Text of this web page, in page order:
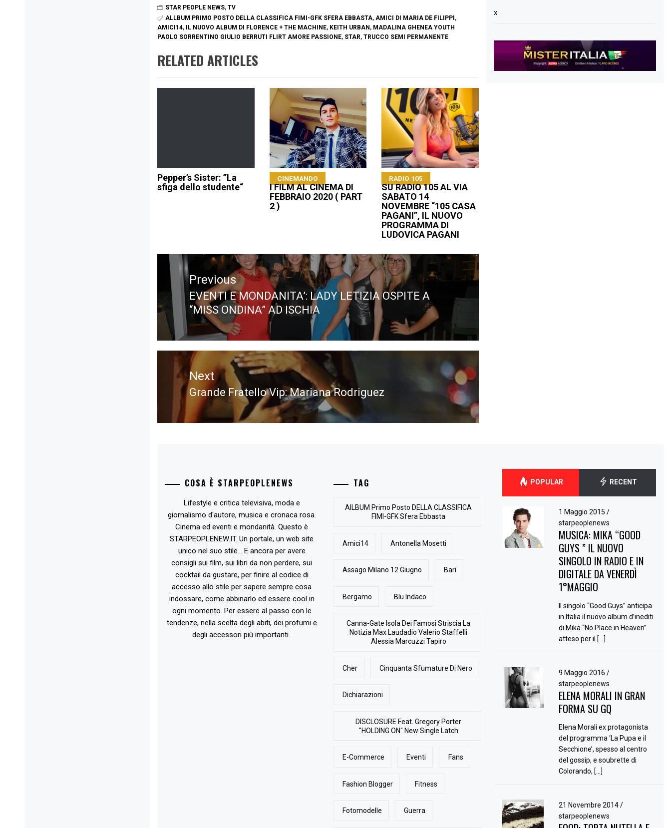
STAR PEOPLE NEWS, TV
ALLBUM PRIMO POSTO DELLA CLASSIFICA FIMI-GFK SFERA EBBASTA, AMICI DI MARIA DE FILIPPI ,
AMICI14, IL NUOVO ALBUM DI FLORENCE + THE MACHINE, KEITH URBAN , MADALINA GHENEA YOUTH
PAOLO SORRENTINO GIULIO BERRUTI FLIRT AMORE PASSIONE, STAR, TRUCCO SEMI PERMANENTE
RELATED ARTICLES
Pepper’s Sister: ”La
sfiga dello studente“
CINEMANDO
I FILM AL CINEMA DI
FEBBRAIO 2020 ( PART
2 )
RADIO 105
SU RADIO 105 AL VIA
SABATO 14
NOVEMBRE “105 CASA
PAGANI”, IL NUOVO
PROGRAMMA DI
LUDOVICA PAGANI
Navigazione
articoliPrevious
Previous
post:
EVENTI E MONDANITA’: LADY LETIZIA OSPITE A
“MISS ONDINA” AD ISCHIA
Next
Next
post:
Grande Fratello Vip: Mariana Rodriguez
x
COSA È STARPEOPLENEWS
Lifestyle e critica televisiva, moda e
giornalismo d'autore, musica e cronaca rosa.
Cinema ed eventi e mondanità. Questo è
STARPEOPLENEW.IT. Un portale, un web site
unico nel suo stile... E ancora per avere
consigli sui film, sui libri da non perdere, sui
cocktail da gustare, per finire al codice di
accesso allo stile per sapere sempre cosa
indossare, come abbinarlo ed essere cool in
ogni momento. Per essere al passo con le
tendenze, nella scelta degli abiti, dei profumi e
degli accessori più importanti..
TAG
AlLBUM Primo Posto DELLA CLASSIFICA
FIMI-GFK Sfera Ebbasta
Amici14 Antonella Mosetti
Assago Milano 12 Giugno Bari
Bergamo Blu Indaco
Canna-Gate Isola Dei Famosi Striscia La
Notizia Max Laudadio Valerio Staffelli
Alessia Marcuzzi Tapiro
Cher Cinquanta Sfumature Di Nero
Dichiarazioni
DISCLOSURE Feat. Gregory Porter
"HOLDING ON" New Single Latch
E-Commerce Eventi Fans
Fashion Blogger Fitness
Fotomodelle Guerra
POPULAR RECENT
1 Maggio 2015 /
starpeoplenews
MUSICA: MIKA “GOOD
GUYS ” IL NUOVO
SINGOLO IN RADIO E IN
DIGITALE DA VENERDÌ
1°MAGGIO
Il singolo “Good Guys” anticipa
in Italia il nuovo album d’inediti
di Mika “No Place in Heaven”
atteso per il […]
9 Maggio 2016 /
starpeoplenews
ELENA MORALI IN GRAN
FORMA SU GQ
Elena Morali ex protagonista
del programma ‘La Pupa e il
Secchione’, spesso al centro
del gossip, e soubrette di
Colorando, […]
21 Novembre 2014/
starpeoplenews